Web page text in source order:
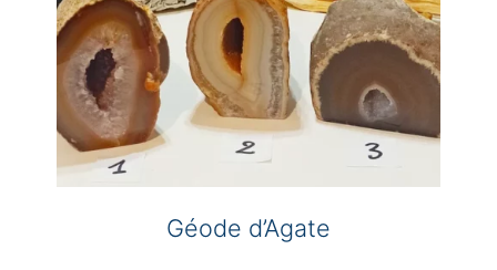
la
page
du
produit
Géode d’Agate